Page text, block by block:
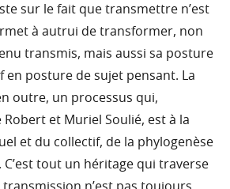
sur le fait que transmettre n’est
à autrui de transformer, non
transmis, mais aussi sa posture
en posture de sujet pensant. La
outre, un processus qui,
et Muriel Soulié, est à la
et du collectif, de la phylogenèse
C’est tout un héritage qui traverse